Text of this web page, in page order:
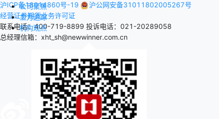
公司聚焦
主力追踪
机构观点
沪ICP备18014860号-19
沪公网安备31011802005267号
经营证券期货业务许可证
联系电话：400-719-8899 投诉电话：021-20289058
总经理信箱：xht_sh@newwinner.com.cn